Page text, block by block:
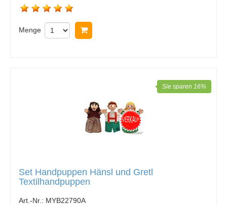
Menge
Set Handpuppen Hänsl und Gretl
Textilhandpuppen
Art.-Nr.: MYB22790A
Sie sparen 16%